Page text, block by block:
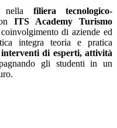
nella filiera tecnologico-
ITS Academy Turismo
di aziende ed
integra teoria e pratica
di esperti, attività
gli studenti in un